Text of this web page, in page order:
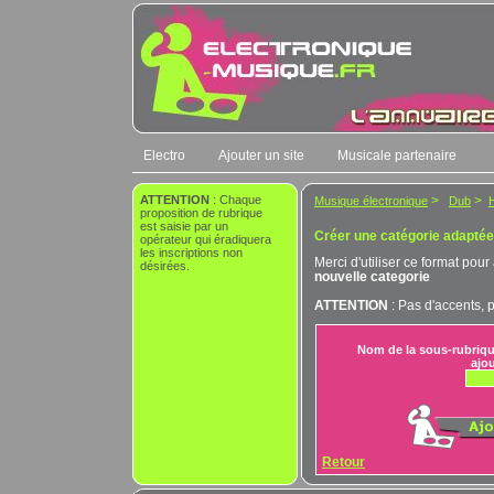
Electro Ajouter un site Musicale partenaire
ATTENTION : Chaque
proposition de rubrique
est saisie par un
opérateur qui éradiquera
les inscriptions non
désirées.
Musique électronique > Dub >
Créer une catégorie
Merci d'utiliser ce format
nouvelle categorie
ATTENTION : Pas d'accents,
Nom de la sous-
Retour